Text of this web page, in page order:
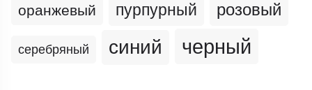
оранжевый пурпурный розовый
серебряный синий черный